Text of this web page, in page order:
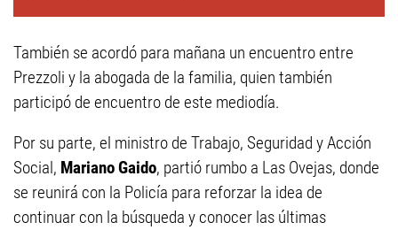
También se acordó para mañana un encuentro entre
Prezzoli y la abogada de la familia, quien también
participó de encuentro de este mediodía.
Por su parte, el ministro de Trabajo, Seguridad y Acción
Social, Mariano Gaido, partió rumbo a Las Ovejas, donde
se reunirá con la Policía para reforzar la idea de
continuar con la búsqueda y conocer las últimas